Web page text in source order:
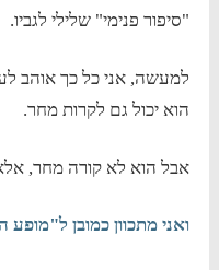
"סיפור פנימי" שלילי לגביו.
למעשה, אני כל כך אוהב
הוא יכול גם לקרות מחר.
אבל הוא לא קורה מחר,
ואני מתכוון כמובן